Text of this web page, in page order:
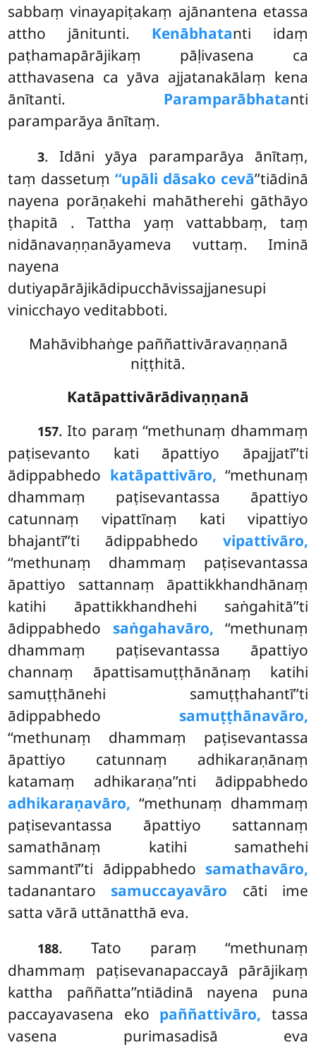
sabbaṃ vinayapiṭakaṃ ajānantena etassa
attho jānitunti. Kenābhatanti idaṃ
paṭhamapārājikaṃ pāḷivasena ca
atthavasena ca yāva ajjatanakālaṃ kena
ānītanti. Paramparābhatanti
paramparāya ānītaṃ.
3. Idāni yāya paramparāya ānītaṃ,
taṃ dassetuṃ ‘‘upāli dāsako cevā’’tiādinā
nayena porāṇakehi mahātherehi gāthāyo
ṭhapitā . Tattha yaṃ vattabbaṃ, taṃ
nidānavaṇṇanāyameva vuttaṃ. Iminā
nayena
dutiyapārājikādipucchāvissajjanesupi
vinicchayo veditabboti.
Mahāvibhaṅge paññattivāravaṇṇanā
niṭṭhitā.
Katāpattivārādivaṇṇanā
157. Ito paraṃ ‘‘methunaṃ dhammaṃ
paṭisevanto kati āpattiyo āpajjatī’’ti
ādippabhedo katāpattivāro, ‘‘methunaṃ
dhammaṃ paṭisevantassa āpattiyo
catunnaṃ vipattīnaṃ kati vipattiyo
bhajantī’’ti ādippabhedo vipattivāro,
‘‘methunaṃ dhammaṃ paṭisevantassa
āpattiyo sattannaṃ āpattikkhandhānaṃ
katihi āpattikkhandhehi saṅgahitā’’ti
ādippabhedo saṅgahavāro, ‘‘methunaṃ
dhammaṃ paṭisevantassa āpattiyo
channaṃ āpattisamuṭṭhānānaṃ katihi
samuṭṭhānehi samuṭṭhahantī’’ti
ādippabhedo samuṭṭhānavāro,
‘‘methunaṃ dhammaṃ paṭisevantassa
āpattiyo catunnaṃ adhikaraṇānaṃ
katamaṃ adhikaraṇa’’nti ādippabhedo
adhikaraṇavāro, ‘‘methunaṃ dhammaṃ
paṭisevantassa āpattiyo sattannaṃ
samathānaṃ katihi samathehi
sammantī’’ti ādippabhedo samathavāro,
tadanantaro samuccayavāro cāti ime
satta vārā uttānatthā eva.
188. Tato paraṃ ‘‘methunaṃ
dhammaṃ paṭisevanapaccayā pārājikaṃ
kattha paññatta’’ntiādinā nayena puna
paccayavasena eko paññattivāro, tassa
vasena purimasadisā eva